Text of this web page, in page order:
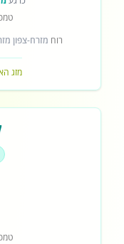
רוח מזרח-צפון
מזג